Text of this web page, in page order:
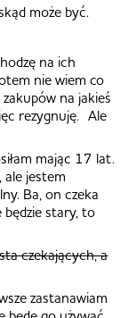
może być.
na ich
nie wiem co
na jakieś
rezygnuję. Ale
mając 17 lat.
jestem
Ba, on czeka
będzie stary, to
czekających, a
zastanawiam